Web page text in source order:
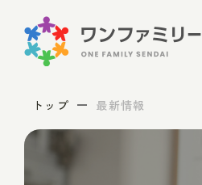
トップ 最新情報